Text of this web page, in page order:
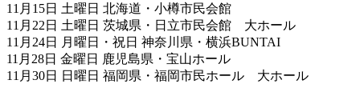
11月15日 土曜日 北海道・小樽市民会館
11月22日 土曜日 茨城県・日立市民会館 大ホール
11月24日 月曜日・祝日 神奈川県・横浜BUNTAI
11月28日 金曜日 鹿児島県・宝山ホール
11月30日 日曜日 福岡県・福岡市民ホール 大ホール